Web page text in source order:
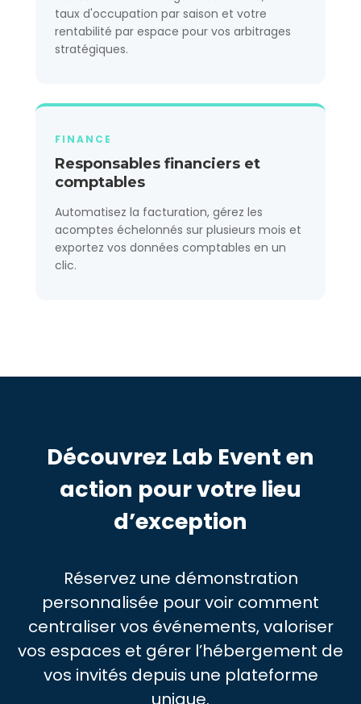
taux d'occupation par saison et votre
rentabilité par espace pour vos arbitrages
stratégiques.
FINANCE
Responsables financiers et
comptables
Automatisez la facturation, gérez les
acomptes échelonnés sur plusieurs mois et
exportez vos données comptables en un
clic.
Découvrez Lab Event en
action pour votre lieu
d’exception
Réservez une démonstration
personnalisée pour voir comment
centraliser vos événements, valoriser
vos espaces et gérer l’hébergement de
vos invités depuis une plateforme
unique.